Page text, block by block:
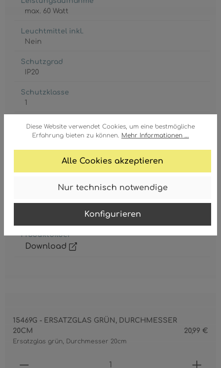
Diese Website verwendet Cookies, um eine bestmögliche
Erfahrung bieten zu können. Mehr Informationen ...
Alle Cookies akzeptieren
Nur technisch notwendige
Konfigurieren
max. 60 Watt
Leuchtmittel inkl.
Nein
Schutzgrad
IP20
Schutzklasse
1
Spannung
230 Volt
Sicherheitshinweise
Produktbilder
Download
15469G - ERSATZGLAS GRÜN, DURCHMESSER
20CM
Ersatzglas grün, Durchmesser 20cm
20,99 €
Produkt Anzahl: Gib den